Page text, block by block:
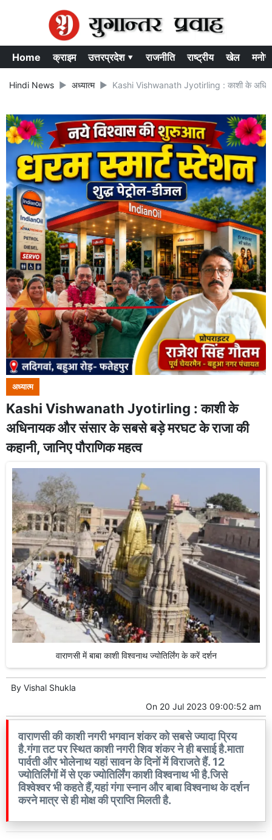
Home क्राइम उत्तरप्रदेश ▾ राजनीति राष्ट्रीय खेल
Hindi News अध्यात्म Kashi Vishwanath Jyotirling : काशी के
अध्यात्म
Kashi Vishwanath Jyotirling : काशी के
अधिनायक और संसार के सबसे बड़े मरघट के राजा की
कहानी, जानिए पौराणिक महत्व
वाराणसी में बाबा काशी विश्वनाथ ज्योतिर्लिंग के करें दर्शन
By Vishal Shukla
On 20 Jul 2023 09:00:52 am
वाराणसी की काशी नगरी भगवान शंकर को सबसे ज्यादा प्रिय
है.गंगा तट पर स्थित काशी नगरी शिव शंकर ने ही बसाई है.माता
पार्वती और भोलेनाथ यहां सावन के दिनों में विराजते हैं. 12
ज्योतिर्लिंगों में से एक ज्योतिर्लिंग काशी विश्वनाथ भी है.जिसे
विश्वेश्वर भी कहते हैं,यहां गंगा स्नान और बाबा विश्वनाथ के दर्शन
करने मात्र से ही मोक्ष की प्राप्ति मिलती है.